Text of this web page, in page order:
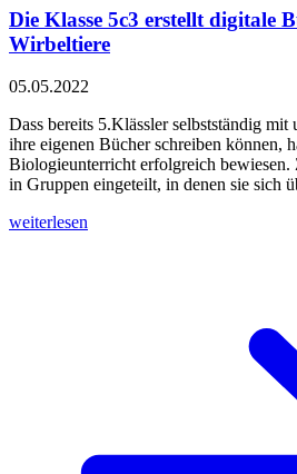
Die Klasse 5c3 erstellt digitale
Wirbeltiere
05.05.2022
Dass bereits 5.Klässler selbstständig mit
ihre eigenen Bücher schreiben können,
Biologieunterricht erfolgreich bewiesen.
in Gruppen eingeteilt, in denen sie sich
weiterlesen